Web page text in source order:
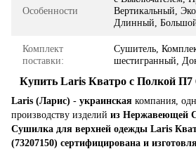
Особенности
Вертикальный,
Длинный,
Комплект
поставки:
Сушитель,
шестигранный,
Купить Laris Кватро с Полкой П7
Laris (Ларис) - украинская компания,
производству изделий из Нержавеющей
Сушилка для верхней одежды Laris
(73207150) сертифицирована и